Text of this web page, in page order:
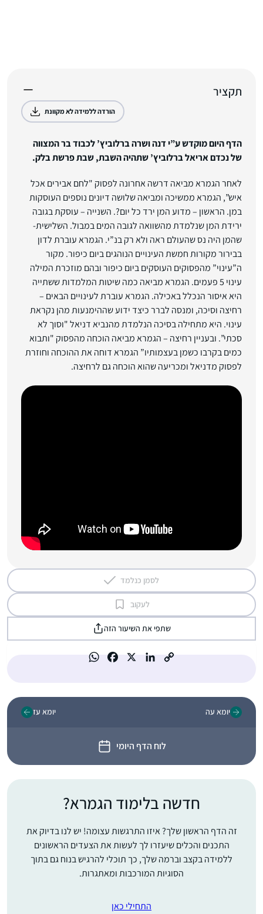
תקציר
הורדה ללמידה לא מקוונת
הדף היום מוקדש ע”י דנה ושרה ברלוביץ’ לכבוד בר המצווה
של נכדם אריאל ברלוביץ’ שתהיה השבת, שבת פרשת בלק.
לאחר הגמרא מביאה דרשה אחרונה לפסוק "לחם אבירים אכל
איש”, הגמרא ממשיכה ומביאה שלושה דיונים נוספים העוסקות
במן. הראשון – מדוע המן ירד כל יום?. השנייה – עוסקת בגובה
ירידת המן שנלמדת מהשוואה לגובה המים במבול. השלישית-
שהמן היה נס שהעולם ראה ולא רק בנ”י. הגמרא עוברת לדון
בבירור מקורות חמשת העינויים הנוהגים ביום כיפור. מקור
ה”עינוי” מהפסוקים העוסקים ביום כיפור ובהם מוזכרת המילה
עינוי 5 פעמים. הגמרא מביאה כמה שיטות המלמדות ששתייה
היא איסור הנכלל באכילה. הגמרא עוברת לעינויים הבאים –
רחיצה וסיכה, ומנסה לברר כיצד ידוע שההימנעות מהן נקראת
עינוי. היא מתחילה בסיכה הנלמדת מהנביא דניאל "וסוך לא
סכתי”. ובעניין רחיצה – הגמרא מביאה הוכחה מהפסוק "ותבוא
כמים בקרבו כשמן בעצמותיו” הגמרא דוחה את ההוכחה וחוזרת
לפסוק מדניאל ומכריעה שהוא הוכחה גם לרחיצה.
לסמן כנלמד
לעקוב
שתפי את השיעור הזה
יומא עה
לוח הדף היומי
יומא עז
חדשה בלימוד הגמרא?
זה הדף הראשון שלך? איזו התרגשות עצומה! יש לנו בדיוק את
התכנים והכלים שיעזרו לך לעשות את הצעדים הראשונים
ללמידה בקצב וברמה שלך, כך תוכלי להרגיש בנוח גם בתוך
הסוגיות המורכבות ומאתגרות.
התחילי כאן